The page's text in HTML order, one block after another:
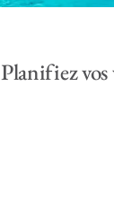
Planifiez vos